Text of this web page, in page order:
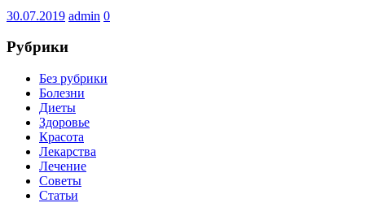
30.07.2019 admin 0
Рубрики
Без рубрики
Болезни
Диеты
Здоровье
Красота
Лекарства
Лечение
Советы
Статьи